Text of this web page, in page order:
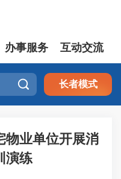
办事服务 互动交流
 长者模式
物业单位开展消
演练